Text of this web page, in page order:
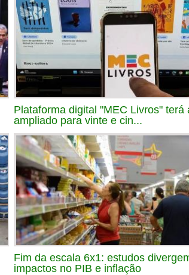
Plataforma digital "MEC Livros" terá
ampliado para vinte e cin...
Fim da escala 6x1: estudos
impactos no PIB e inflação